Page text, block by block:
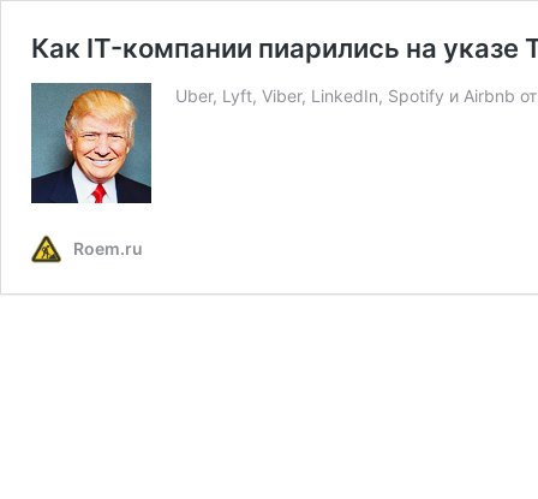
Как IT-компании пиарились на указе
Uber, Lyft, Viber, LinkedIn, Spotify и Airbnb
Roem.ru